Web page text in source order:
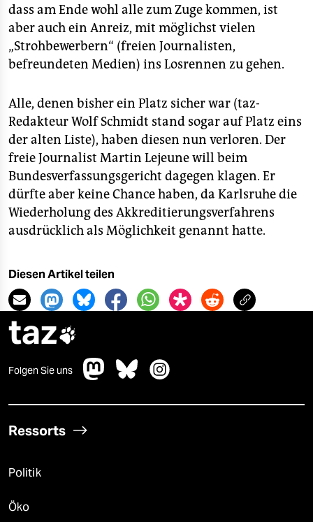
dass am Ende wohl alle zum Zuge kommen, ist
aber auch ein Anreiz, mit möglichst vielen
„Strohbewerbern“ (freien Journalisten,
befreundeten Medien) ins Losrennen zu gehen.
Alle, denen bisher ein Platz sicher war (taz-
Redakteur Wolf Schmidt stand sogar auf Platz eins
der alten Liste), haben diesen nun verloren. Der
freie Journalist Martin Lejeune will beim
Bundesverfassungsgericht dagegen klagen. Er
dürfte aber keine Chance haben, da Karlsruhe die
Wiederholung des Akkreditierungsverfahrens
ausdrücklich als Möglichkeit genannt hatte.
Diesen Artikel teilen
taz
Folgen Sie uns
Ressorts
Politik
Öko